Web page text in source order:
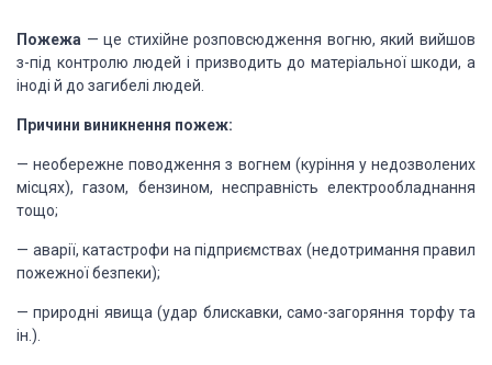
Пожежа — це стихійне розповсюдження вогню, який вийшов
з-під контролю людей і призводить до матеріальної шкоди, а
іноді й до загибелі людей.
Причини виникнення пожеж:
— необережне поводження з вогнем (куріння у недозволених
місцях), газом, бензином, несправність електрообладнання
тощо;
— аварії, катастрофи на підприємствах (недотримання правил
пожежної безпеки);
— природні явища (удар блискавки, само-загоряння торфу та
ін.).